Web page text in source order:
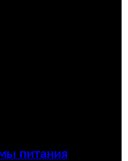
питания